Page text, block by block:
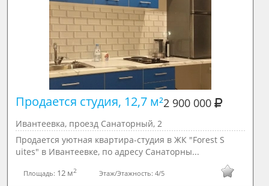
Продается студия, 12,7 м² 2 900 000
Ивантеевка, проезд Санаторный, 2
Продается уютная квартира-студия в ЖК "Forest S
uites" в Ивантеевке, по адресу Санаторны...
Площадь: 12 м2 Этаж/Этажность:4/5